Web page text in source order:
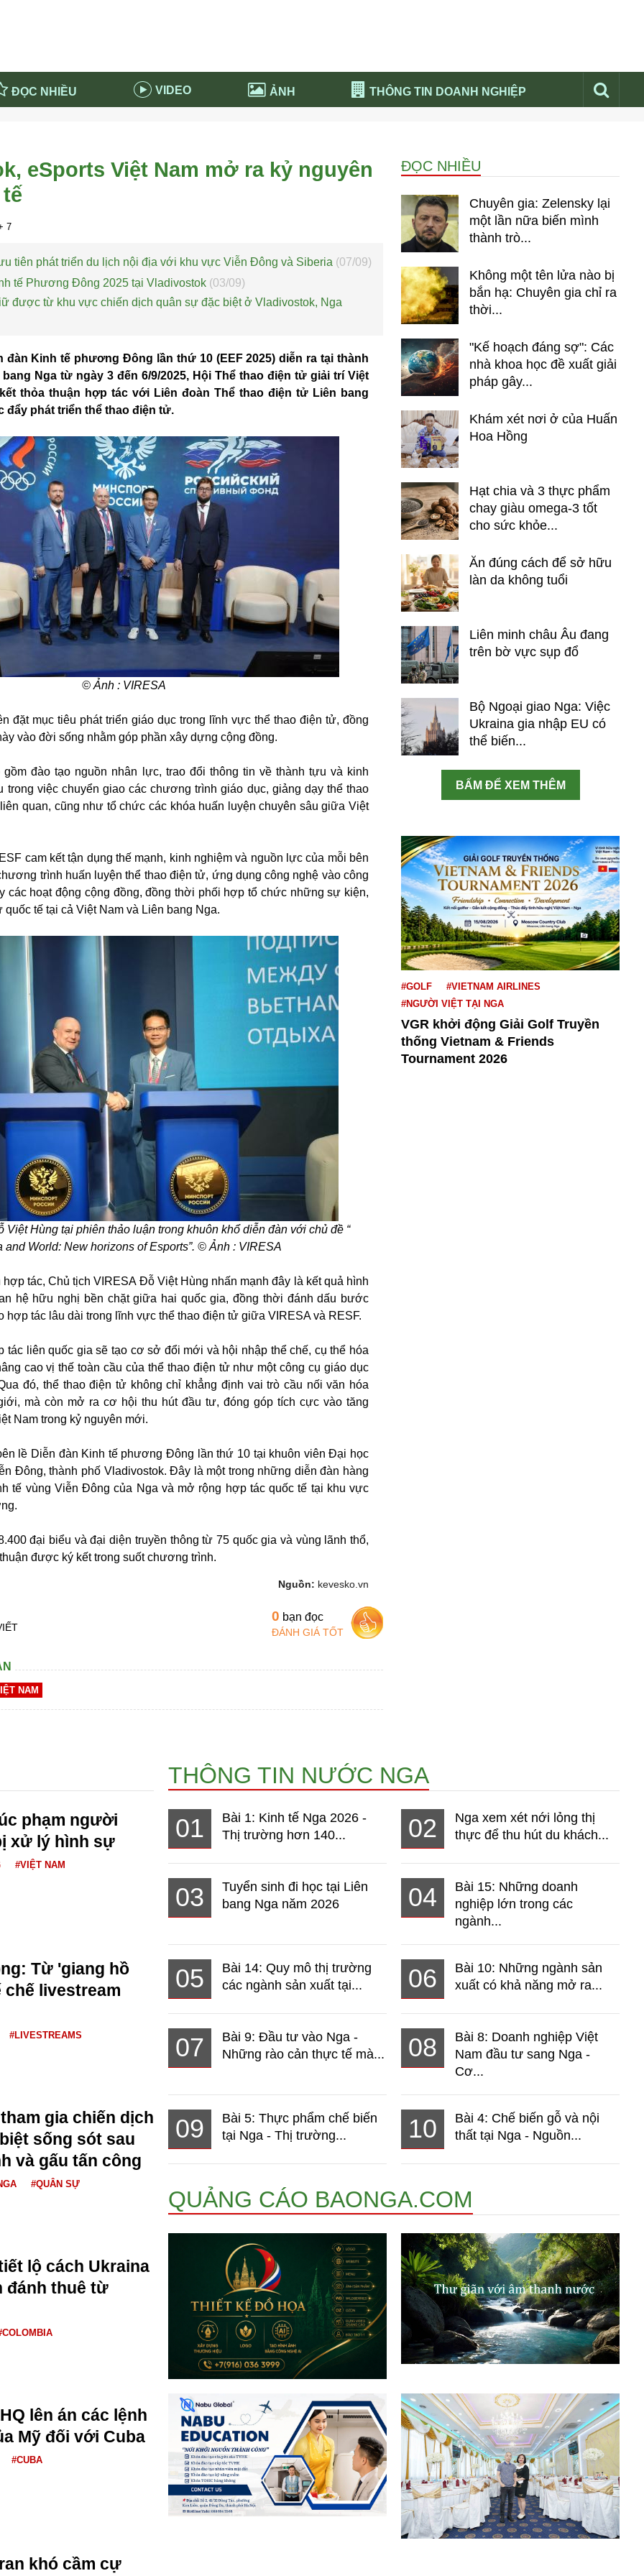
ĐỌC NHIỀU VIDEO ẢNH THÔNG TIN DOANH NGHIỆP
Nổi bật báo nga
Nga NABU EDUCATION
Thư viện media
nước Nga
Phân tích thị trường Nga 2026
eSports Việt Nam mở ra kỷ nguyên
7
tiên phát triển du lịch nội địa với khu vực Viễn Đông và Siberia (07/09)
tế Phương Đông 2025 tại Vladivostok (03/09)
được từ khu vực chiến dịch quân sự đặc biệt ở Vladivostok, Nga
đàn Kinh tế phương Đông lần thứ 10 (EEF 2025) diễn ra tại thành
Nga từ ngày 3 đến 6/9/2025, Hội Thể thao điện tử giải trí Việt
kết thỏa thuận hợp tác với Liên đoàn Thể thao điện tử Liên bang
đẩy phát triển thể thao điện tử.
© Ảnh : VIRESA
đặt mục tiêu phát triển giáo dục trong lĩnh vực thể thao điện tử, đồng
vào đời sống nhằm góp phần xây dựng cộng đồng.
đào tạo nguồn nhân lực, trao đổi thông tin về thành tựu và kinh
trong việc chuyển giao các chương trình giáo dục, giảng dạy thể thao
quan, cũng như tổ chức các khóa huấn luyện chuyên sâu giữa Việt
cam kết tận dụng thế mạnh, kinh nghiệm và nguồn lực của mỗi bên
trình huấn luyện thể thao điện tử, ứng dụng công nghệ vào công
các hoạt động cộng đồng, đồng thời phối hợp tổ chức những sự kiện,
tế tại cả Việt Nam và Liên bang Nga.
Việt Hùng tại phiên thảo luận trong khuôn khổ diễn đàn với chủ đề “
and World: New horizons of Esports”. © Ảnh : VIRESA
hợp tác, Chủ tịch VIRESA Đỗ Việt Hùng nhấn mạnh đây là kết quả hình
hệ hữu nghị bền chặt giữa hai quốc gia, đồng thời đánh dấu bước
hợp tác lâu dài trong lĩnh vực thể thao điện tử giữa VIRESA và RESF.
tác liên quốc gia sẽ tạo cơ sở đổi mới và hội nhập thể chế, cụ thể hóa
cao vị thế toàn cầu của thể thao điện tử như một công cụ giáo dục
đó, thể thao điện tử không chỉ khẳng định vai trò cầu nối văn hóa
mà còn mở ra cơ hội thu hút đầu tư, đóng góp tích cực vào tăng
Nam trong kỷ nguyên mới.
lề Diễn đàn Kinh tế phương Đông lần thứ 10 tại khuôn viên Đại học
Đông, thành phố Vladivostok. Đây là một trong những diễn đàn hàng
tế vùng Viễn Đông của Nga và mở rộng hợp tác quốc tế tại khu vực
đại biểu và đại diện truyền thông từ 75 quốc gia và vùng lãnh thổ,
được ký kết trong suốt chương trình.
Nguồn: kevesko.vn
0 bạn đọc
ĐÁNH GIÁ TỐT
NAM
ĐỌC NHIỀU
Chuyên gia: Zelensky lại
một lần nữa biến mình
thành trò...
Không một tên lửa nào bị
bắn hạ: Chuyên gia chỉ ra
thời...
"Kế hoạch đáng sợ": Các
nhà khoa học đề xuất giải
pháp gây...
Khám xét nơi ở của Huấn
Hoa Hồng
Hạt chia và 3 thực phẩm
chay giàu omega-3 tốt
cho sức khỏe...
Ăn đúng cách để sở hữu
làn da không tuổi
Liên minh châu Âu đang
trên bờ vực sụp đổ
Bộ Ngoại giao Nga: Việc
Ukraina gia nhập EU có
thể biến...
BẤM ĐỂ XEM THÊM
#GOLF
#VIETNAM AIRLINES
#NGƯỜI VIỆT TẠI NGA
VGR khởi động Giải Golf Truyền
thống Vietnam & Friends
Tournament 2026
phạm người
xử lý hình sự
#VIỆT NAM
Từ 'giang hồ
chế livestream
#LIVESTREAMS
gia chiến dịch
sống sót sau
và gấu tấn công
#QUÂN SỰ
lộ cách Ukraina
đánh thuê từ
lên án các lệnh
Mỹ đối với Cuba
#CUBA
khó cầm cự
THÔNG TIN NƯỚC NGA
01
Bài 1: Kinh tế Nga 2026 -
Thị trường hơn 140...
02
Nga xem xét nới lỏng thị
thực để thu hút du khách...
03
Tuyển sinh đi học tại Liên
bang Nga năm 2026
04
Bài 15: Những doanh
nghiệp lớn trong các
ngành...
05
Bài 14: Quy mô thị trường
các ngành sản xuất tại...
06
Bài 10: Những ngành sản
xuất có khả năng mở ra...
07
Bài 9: Đầu tư vào Nga -
Những rào cản thực tế mà...
08
Bài 8: Doanh nghiệp Việt
Nam đầu tư sang Nga -
Cơ...
09
Bài 5: Thực phẩm chế biến
tại Nga - Thị trường...
10
Bài 4: Chế biến gỗ và nội
thất tại Nga - Nguồn...
QUẢNG CÁO BAONGA.COM